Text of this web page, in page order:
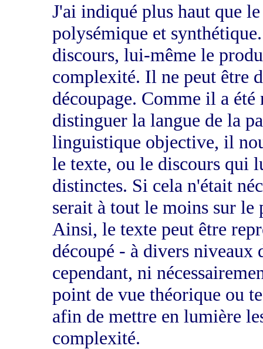
J'ai indiqué plus haut que
polysémique et
discours, lui-même le
complexité. Il ne peut être
découpage. Comme il a été
distinguer la langue de la
linguistique objective, il
le texte, ou le discours qui
distinctes. Si cela n'était
serait à tout le moins sur
Ainsi, le texte peut être
découpé - à divers niveaux
cependant, ni
point de vue théorique ou
afin de mettre en lumière
complexité.